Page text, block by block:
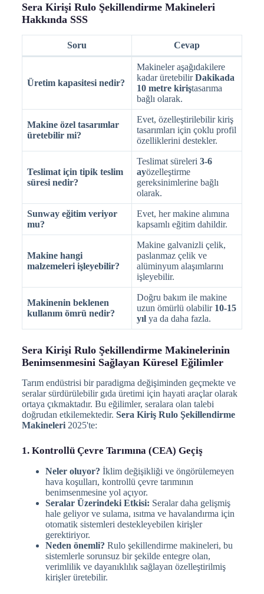
Sera Kirişi Rulo Şekillendirme Makineleri
Hakkında SSS
Soru Cevap
Üretim kapasitesi nedir?
Makineler aşağıdakilere
kadar üretebilirDakikada
10 metre kiriştasarıma
bağlı olarak.
Makine özel tasarımlar
üretebilir mi?
Evet, özelleştirilebilir kiriş
tasarımları için çoklu profil
özelliklerini destekler.
Teslimat için tipik teslim
süresi nedir?
Teslimat süreleri 3-6
ayözelleştirme
gereksinimlerine bağlı
olarak.
Sunway eğitim veriyor
mu?
Evet, her makine alımına
kapsamlı eğitim dahildir.
Makine hangi
malzemeleri işleyebilir?
Makine galvanizli çelik,
paslanmaz çelik ve
alüminyum alaşımlarını
işleyebilir.
Makinenin beklenen
kullanım ömrü nedir?
Doğru bakım ile makine
uzun ömürlü olabilir 10-15
yılya da daha fazla.
Sera Kirişi Rulo Şekillendirme Makinelerinin
Benimsenmesini Sağlayan Küresel Eğilimler
Tarım endüstrisi bir paradigma değişiminden geçmekte ve
seralar sürdürülebilir gıda üretimi için hayati araçlar olarak
ortaya çıkmaktadır. Bu eğilimler, seralara olan talebi
doğrudan etkilemektedir. Sera Kiriş Rulo Şekillendirme
Makineleri2025'te:
1. Kontrollü Çevre Tarımına (CEA) Geçiş
Neler oluyor? İklim değişikliği ve öngörülemeyen
hava koşulları, kontrollü çevre tarımının
benimsenmesine yol açıyor.
Seralar Üzerindeki Etkisi: Seralar daha gelişmiş
hale geliyor ve sulama, ısıtma ve havalandırma için
otomatik sistemleri destekleyebilen kirişler
gerektiriyor.
Neden önemli? Rulo şekillendirme makineleri, bu
sistemlerle sorunsuz bir şekilde entegre olan,
verimlilik ve dayanıklılık sağlayan özelleştirilmiş
kirişler üretebilir.